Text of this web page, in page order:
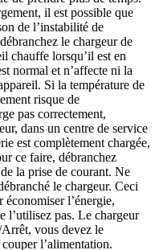
de la prise de courant. Ne retirez jamais la batterie avant d’avoir débranché le chargeur. Ceci pourrait endommager l’appareil. • Pour économiser l’énergie, débranchez le chargeur lorsque vous ne l’utilisez pas. Le chargeur n’étant pas muni d'une touche Marche/Arrêt, vous devez le débrancher de la prise de courant pour couper l’alimentation. L’appareil doit rester à proximité de la prise lors du chargement. • Le socle de prise de courant doit être installé à proximité du matériel et doit être aisément accessible. Démarrage 13 Vérifier la charge de la batterie Lorsque vous chargez la batterie et que l’appareil est éteint, les icônes suivantes indiquent l’état du chargement : Chargement en cours Chargement terminé Réduire la consommation d’énergie de la batterie Votre appareil est doté d’options destinées à optimiser l’autonomie de votre batterie. En personnalisant ces options et en désactivant les applications fonctionnant inutilement en arrièreplan, vous pouvez utiliser l’appareil plus longtemps entre deux chargements : • Lorsque vous n’utilisez pas l’appareil, désactivez l’écran tactile en appuyant sur la touche Marche/Arrêt. • Fermez toutes les applications fonctionnant inutilement en arrière-plan à l’aide du gestionnaire de tâches. • Désactivez la fonction Bluetooth. • Désactivez la fonction Wi-Fi. • Désactivez les applications de synchronisation automatique. • Réduisez la durée du rétroéclairage de l’écran. • Réduisez la luminosité de l’écran. Démarrage 14 Insérer une carte mémoire L’appareil est compatible avec les cartes mémoire d’une capacité allant jusqu’à 64 Go. Selon le fabricant et le modèle, certaines cartes mémoire peuvent ne pas être compatibles avec votre appareil. • Certaines cartes mémoire peuvent ne pas être parfaitement compatibles avec l’appareil. L’utilisation d’une carte mémoire incompatible peut endommager l’appareil ou la carte mémoire elle-même et corrompre les données qui y sont stockées. • Veillez à insérer la carte mémoire du bon côté. • Seules les structures de fichiers FAT et exFAT sont compatibles avec les cartes mémoire de l’appareil. Lorsque vous insérez une carte mémoire formatée avec une autre structure de fichiers, l’appareil vous invite à la reformater. • Une trop grande fréquence des opérations d’effacement et d’écriture réduit la durée de vie des cartes mémoire. • Lorsque vous insérez une carte mémoire dans l’appareil, le répertoire de fichiers de la carte apparaît dans le dossier SD Memory card du menu Mes fichiers. 1 Insérez la carte mémoire en orientant la puce vers le bas. 2 Enfoncez la carte mémoire dans son compartiment jusqu’à ce qu’elle se verrouille. Démarrage 15 Retirer une carte mémoire Avant de retirer la carte mémoire, vous devez au préalable la désactiver pour pouvoir la retirer en toute sécurité. Depuis l’écran d’accueil, appuyez sur → Paramètres → Général → Stockage → Démonter la carte SD. Appuyez avec précaution sur la carte mémoire pour la dégager, puis sortez-la du compartiment. Ne retirez jamais la carte mémoire lorsque l’appareil y enregistre ou lit des informations. Cela pourrait entraîner une perte ou une corruption des données, ou endommager la carte mémoire ou l’appareil. Samsung ne peut être tenu responsable en cas de perte de données résultant d’une utilisation frauduleuse ou en cas de détérioration d’une carte mémoire. Formater une carte mémoire Une carte mémoire ayant été formatée sur un ordinateur peut ne pas être compatible avec l’appareil. Formatez la carte mémoire dans l’appareil. Depuis l’écran d’accueil, appuyez sur → Paramètres → Général → Stockage → Formater la carte SD → Formater la carte SD → Supprimer tout. Avant de formater la carte mémoire, n’oubliez pas d’effectuer des copies de sauvegarde de toutes les données importantes qui y sont stockées. La garantie du fabricant ne couvre pas la perte de données résultant des manipulations de l’utilisateur. Démarrage 16 Remplacer la pointe S Pen Le S Pen est un consommable dont la pointe est susceptible de s'user. Si la pointe est usée, remplacez-la. 1 Immobilisez la pointe avec la pincette, puis tirez. 2 Insérez une nouvelle pointe dans le S Pen jusqu'à ce que vous entendiez un clic. Faites attention à ne pas vous pincer les doigts entre la pointe et la pincette. • Ne réutilisez pas les anciennes pointes. Cela pourrait provoquer un dysfonctionnement du S Pen. • N'appuyez pas trop fort sur la pointe lorsque vous insérez la pointe dans le S Pen. • N'insérez pas la partie ronde de la pointe dans le S Pen. Cela risque d’endommager le S Pen ou l’appareil. La pointe de couleur noire possède un embout de caoutchouc blanc. Si l'embout de caoutchouc est usé, remplacez la pointe. Démarrage 17 Allumer et éteindre l’appareil Si vous allumez l’appareil pour la première fois, suivez les instructions affichées à l’écran pour procéder à sa configuration. Pour allumer l’appareil, maintenez la touche Marche/Arrêt enfoncée pendant quelques secondes. • Respectez toutes les consignes de sécurité et directives formulées par le personnel compétent dans les lieux où l’utilisation d’appareils mobiles est interdite, comme par exemple dans les avions et les hôpitaux. • Pour désactiver les fonctions d'appel et de connexion sans fil, c'est-à-dire les fonctions Wi-Fi et Bluetooth, maintenez la touche Marche/Arrêt enfoncée et appuyez sur Mode Hors-ligne. Pour éteindre l’appareil, maintenez la touche Marche/Arrêt enfoncée, puis appuyez sur Éteindre. Manipuler l’appareil Ne recouvrez pas la zone autour de l’antenne avec vos mains ou tout autre objet. Cela peut entraîner des problèmes de connectivité ou décharger la batterie. Démarrage 18 Verrouiller et déverrouiller l’appareil Pour empêcher toute opération accidentelle de l’appareil lorsque vous ne l’utilisez pas, vous pouvez le verrouiller. Lorsque vous appuyez sur la touche Marche/Arrêt, l’écran s’éteint et l’appareil passe en mode Verrouillage. Il se verrouille également automatiquement si vous ne l’utilisez pas pendant un certain temps. Pour déverrouiller l’appareil, appuyez sur la touche Marche/Arrêt ou sur la touche Accueil, puis faites glisser votre doigt dans n’importe quelle direction sur l'écran. Régler le volume Pour régler le volume de la sonnerie d'appel ou des sons multimédia, appuyez sur la touche de volume Haut ou Bas. Activer le profil Discret Utilisez l’une des méthodes suivantes : • Maintenez la touche de volume Bas enfoncée jusqu’à ce que le profil Discret soit activé. • Maintenez la touche Marche/Arrêt enfoncée, puis appuyez sur Muet ou Vibreur. • Ouvrez le volet des raccourcis en haut de l’écran, puis appuyez sur Son ou Vibreur. 19 Fonctions de base Icônes d’informations Les icônes susceptibles de s'afficher en haut de l’écran vous indiquent le statut de l’appareil. Les icônes répertoriées dans le tableau ci-dessous sont les plus courantes. Icône Signification Aucun signal Puissance du signal Itinérance (hors de la zone de service locale) Réseau GPRS connecté Réseau EDGE connecté Réseau UMTS connecté Réseau HSDPA connecté Réseau HSPA+ connecté Connecté au réseau Wi-Fi Fonction Bluetooth activée GPS activé Appel en cours Appel manqué Fonction Smart Screen activée Synchronisation avec le Web Fonctions de base 20 Icône Signification Connecté à un ordinateur Carte SIM ou USIM absente Nouveau SMS ou MMS Alarme activée S Pen retiré Profil Discret activé Mode Vibreur activé Mode Hors-ligne activé Une erreur s’est produite ou votre attention est nécessaire Niveau de charge de la batterie Utiliser l’écran tactile L’écran tactile réagit uniquement au doigt et au stylet S Pen. • Évitez tout contact de l’écran tactile avec d’autres appareils électriques. Les décharges électrostatiques peuvent provoquer des dysfonctionnements de l’écran tactile. • Pour éviter d’endommager l’écran tactile, n’appuyez pas dessus avec un objet pointu et n’exercez aucune pression excessive avec vos doigts. • Il se peut que l'appareil ne reconnaisse pas la saisie tactile près des bords de l'écran, hors de la zone de saisie dédiée. • Si l’écran tactile reste inactif pendant une période prolongée, des images rémanentes risquent d’apparaître (ou persistance de l’affichage). Éteignez l’écran tactile lorsque vous n’utilisez pas l’appareil. Fonctions de base 21 Mouvements Appuyer Pour ouvrir une application, sélectionner un élément de menu, activer une commande ou saisir un caractère sur le clavier, appuyez sur l’écran tactile avec un seul doigt. Maintenir appuyé Pour ouvrir une fenêtre d’options contextuelle, maintenez votre doigt appuyé sur un élément pendant plus de 2 secondes. Fonctions de base 22 Faire glisser Pour déplacer un élément vers un nouvel emplacement, maintenez votre doigt appuyé sur l’élément et faites-le glisser sur l’écran. Appuyer deux fois Pour effectuer un zoom sur une page Web ou une image, appuyez deux fois sur l’écran. Pour annuler le zoom, appuyez à nouveau à deux reprises sur l'écran. Fonctions de base 23 Effleurer Pour passer d’une fenêtre à l’autre, faites glisser votre doigt vers la gauche ou la droite sur l’écran d’accueil ou dans la liste des applications. Pour parcourir une page Web ou une liste, telle que celle de vos contacts, faites glisser votre doigt vers le haut ou le bas de l’écran. Pincer Pour effectuer un zoom avant sur une page Web, une carte ou une image, placez deux doigts sur l’écran et écartez-les. Rapprochez-les pour effectuer un zoom arrière. Fonctions de base 24 Reconnaissance des mouvements Vous pouvez contrôler l’appareil à l’aide de quelques mouvements simples. Avant toute chose, vérifiez que la fonction de reconnaissance des mouvements est activée. Depuis l’écran d’accueil, appuyez sur → Paramètres → Commandes → Mouvements, puis faites glisser le curseur Mouvements vers la droite. Si l’appareil est soumis à des secousses ou à des chocs excessifs, cela peut entraîner un comportement imprévu. Veillez à contrôler vos gestes. Pivoter l’écran De nombreuses applications autorisent l’affichage en mode Portrait ou Paysa